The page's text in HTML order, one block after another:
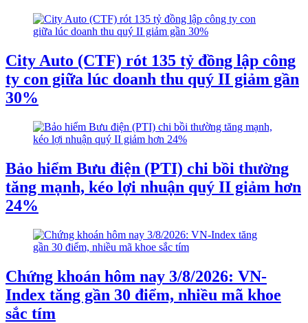
City Auto (CTF) rót 135 tỷ đồng lập công
ty con giữa lúc doanh thu quý II giảm gần
30%
Bảo hiểm Bưu điện (PTI) chi bồi thường
tăng mạnh, kéo lợi nhuận quý II giảm hơn
24%
Chứng khoán hôm nay 3/8/2026: VN-
Index tăng gần 30 điểm, nhiều mã khoe
sắc tím